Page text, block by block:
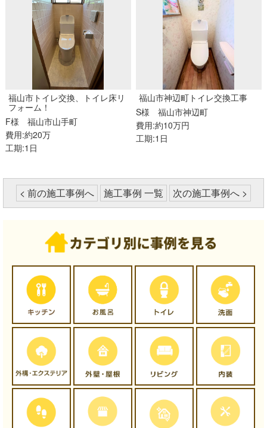
福山市トイレ交換、トイレ床リ
フォーム！
F様福山市山手町
費用:約20万
工期:1日
福山市神辺町トイレ交換工事
S様福山市神辺町
費用:約10万円
工期:1日
< 前の施工事例へ 施工事例 一覧 次の施工事例へ >